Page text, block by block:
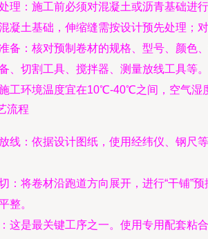
理：施工前必须对混凝土或沥青基础进
凝土基础，伸缩缝需按设计预先处理；
备：核对预制卷材的规格、型号、颜色
、切割工具、搅拌器、测量放线工具等。
工环境温度宜在10℃-40℃之间，空气湿
流程
线：依据设计图纸，使用经纬仪、钢尺
：将卷材沿跑道方向展开，进行“干铺”
整。
这是最关键工序之一。使用专用配套粘